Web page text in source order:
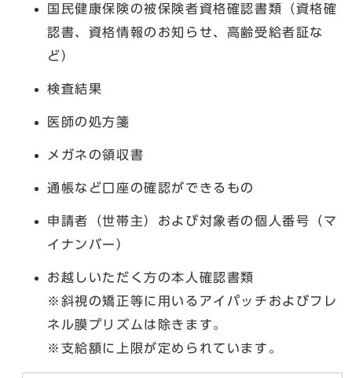
国民健康保険の被保険者資格確認書類（資格確
認書、資格情報のお知らせ、高齢受給者証な
ど）
検査結果
医師の処方箋
メガネの領収書
通帳など口座の確認ができるもの
申請者（世帯主）および対象者の個人番号（マ
イナンバー）
お越しいただく方の本人確認書類
※斜視の矯正等に用いるアイパッチおよびフレ
ネル膜プリズムは除きます。
※支給額に上限が定められています。